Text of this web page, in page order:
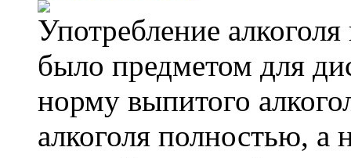
Употребление
было предметом для
норму выпитого
алкоголя полностью, а